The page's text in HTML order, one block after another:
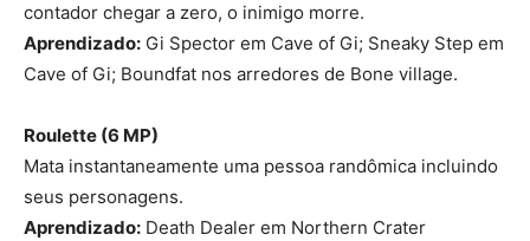
contador chegar a zero, o inimigo morre.
Aprendizado: Gi Spector em Cave of Gi; Sneaky Step em
Cave of Gi; Boundfat nos arredores de Bone village.
Roulette (6 MP)
Mata instantaneamente uma pessoa randômica incluindo
seus personagens.
Aprendizado: Death Dealer em Northern Crater